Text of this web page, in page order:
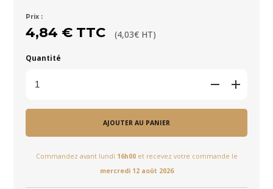
Prix :
4,84 € TTC (4,03€ HT)
Quantité
AJOUTER AU PANIER
Commandez avant lundi 16h00et recevez votre commande le
mercredi 12 août 2026